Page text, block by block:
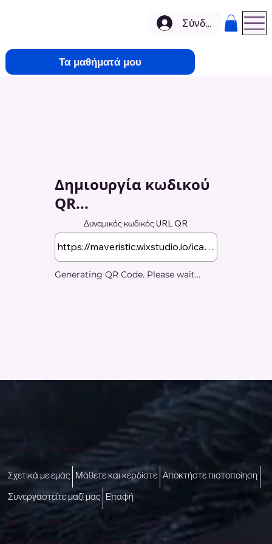
Τα μαθήματά μου
Σύνδεση
Δημιουργία κωδικού
QR...
Δυναμικός κωδικός URL QR
Generating QR Code. Please wait...
Πρόσβαση σε μια καλύτερη ζωή
Επικοινωνήστε μαζί μας - talktous@icare.life
Σχετικά με εμάς Μάθετε και κερδίστε Αποκτήστε πιστοποίηση
Συνεργαστείτε μαζί μας Επαφή
Ώρες Λειτουργίας (IST): Δευτέρα - Παρασκευή (10:00 π.μ. έως 6:00